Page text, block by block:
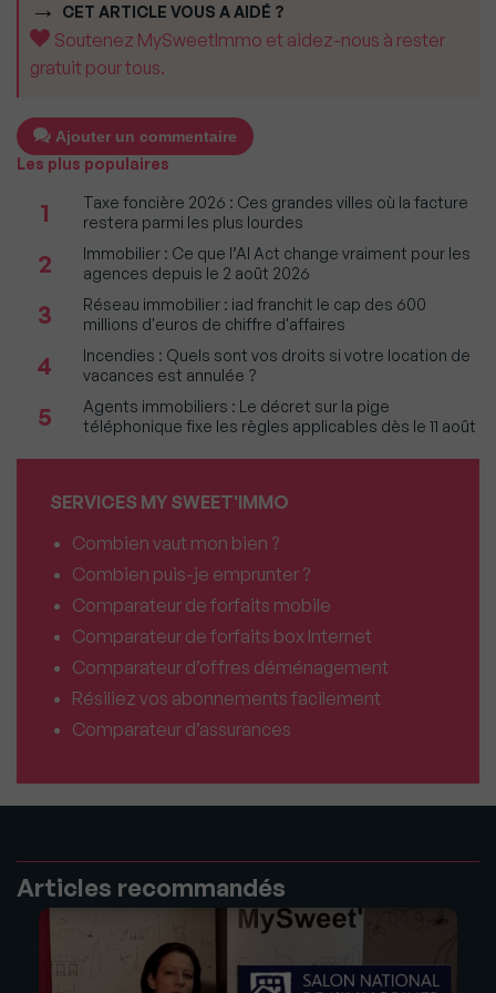
CET ARTICLE VOUS A AIDÉ ?
Soutenez MySweetImmo et aidez-nous à rester
gratuit pour tous.
Ajouter un commentaire
Les plus populaires
1
Taxe foncière 2026 : Ces grandes villes où la facture
restera parmi les plus lourdes
2
Immobilier : Ce que l’AI Act change vraiment pour les
agences depuis le 2 août 2026
3
Réseau immobilier : iad franchit le cap des 600
millions d'euros de chiffre d'affaires
4
Incendies : Quels sont vos droits si votre location de
vacances est annulée ?
5
Agents immobiliers : Le décret sur la pige
téléphonique fixe les règles applicables dès le 11 août
SERVICES MY SWEET'IMMO
Combien vaut mon bien ?
Combien puis-je emprunter ?
Comparateur de forfaits mobile
Comparateur de forfaits box Internet
Comparateur d’offres déménagement
Résiliez vos abonnements facilement
Comparateur d’assurances
Articles recommandés